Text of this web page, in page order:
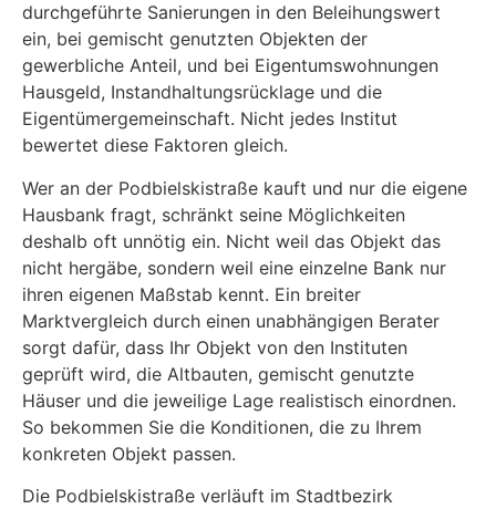
durchgeführte Sanierungen in den Beleihungswert
ein, bei gemischt genutzten Objekten der
gewerbliche Anteil, und bei Eigentumswohnungen
Hausgeld, Instandhaltungsrücklage und die
Eigentümergemeinschaft. Nicht jedes Institut
bewertet diese Faktoren gleich.
Wer an der Podbielskistraße kauft und nur die eigene
Hausbank fragt, schränkt seine Möglichkeiten
deshalb oft unnötig ein. Nicht weil das Objekt das
nicht hergäbe, sondern weil eine einzelne Bank nur
ihren eigenen Maßstab kennt. Ein breiter
Marktvergleich durch einen unabhängigen Berater
sorgt dafür, dass Ihr Objekt von den Instituten
geprüft wird, die Altbauten, gemischt genutzte
Häuser und die jeweilige Lage realistisch einordnen.
So bekommen Sie die Konditionen, die zu Ihrem
konkreten Objekt passen.
Die Podbielskistraße verläuft im Stadtbezirk